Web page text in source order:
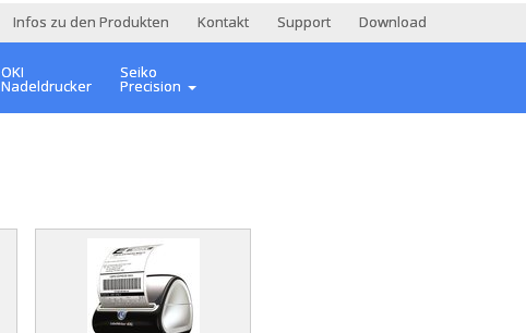
Infos zu den Produkten Kontakt Support Download
OKI
Nadeldrucker
Seiko
Precision